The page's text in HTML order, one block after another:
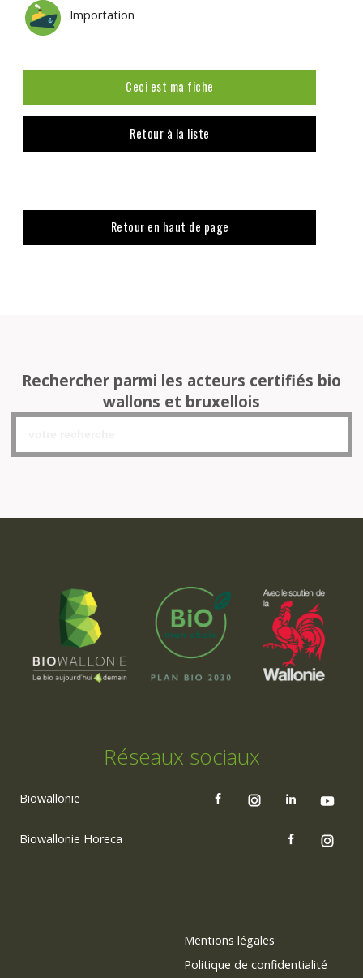
Importation
Ceci est ma fiche
Retour à la liste
Retour en haut de page
Rechercher parmi les acteurs certifiés bio
wallons et bruxellois
Réseaux sociaux
Biowallonie
Biowallonie Horeca
Mentions légales
Politique de confidentialité